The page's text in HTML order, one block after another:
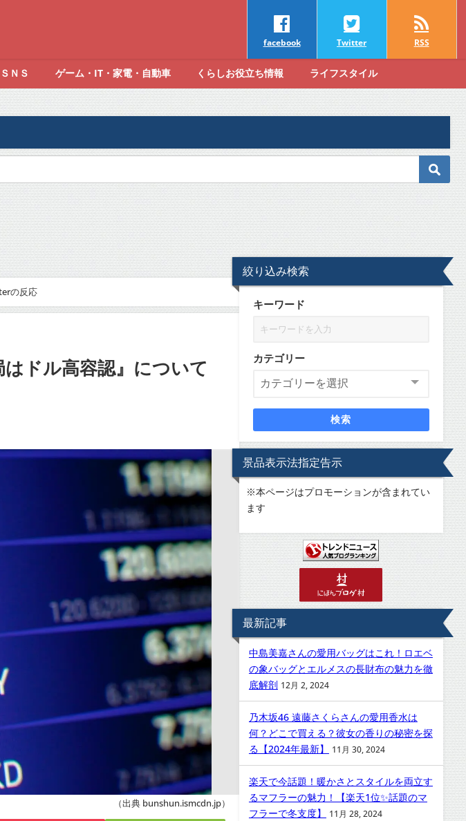
facebook Twitter RSS
ＮＳ ゲーム・IT・家電・自動車 くらしお役立ち情報 ライフスタイル
の反応
ドル高容認』について
（出典 bunshun.ismcdn.jp）
絞り込み検索
キーワード
カテゴリー
検索
景品表示法指定告示
※本ページはプロモーションが含まれてい
ます
最新記事
中島美嘉さんの愛用バッグはこれ！ロエベ
の象バッグとエルメスの長財布の魅力を徹
底解剖 12月 2, 2024
乃木坂46 遠藤さくらさんの愛用香水は
何？どこで買える？彼女の香りの秘密を探
る【2024年最新】
11月 30, 2024
楽天で今話題！暖かさとスタイルを両立す
るマフラーの魅力！【楽天1位✨話題のマ
フラーで冬支度】
11月 28, 2024